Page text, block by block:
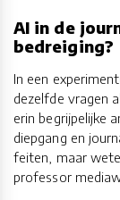
AI in de
bedreiging?
In een
dezelfde vragen
erin begrijpelijke
diepgang en
feiten, maar
professor